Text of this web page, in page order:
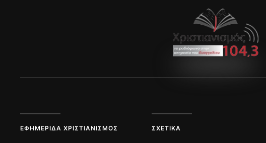
ΕΦΗΜΕΡΊΔΑ ΧΡΙΣΤΙΑΝΙΣΜΌΣ ΣΧΕΤΙΚΆ